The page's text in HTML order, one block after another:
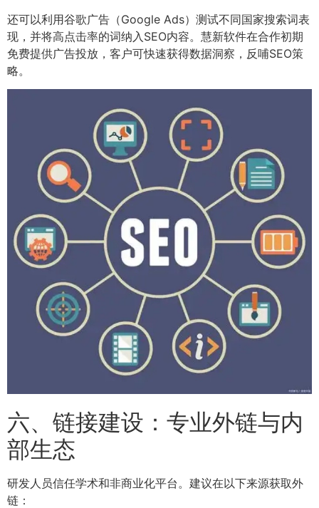
还可以利用谷歌广告（Google Ads）测试不同国家搜索词表
现，并将高点击率的词纳入SEO内容。慧新软件在合作初期
免费提供广告投放，客户可快速获得数据洞察，反哺SEO策
略。
六、链接建设：专业外链与内
部生态
研发人员信任学术和非商业化平台。建议在以下来源获取外
链：